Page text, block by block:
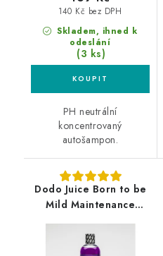
Skladem, ihned k
odeslání
(3 ks)
140 Kč bez DPH
PH neutrální
koncentrovaný
autošampon.
Dodo Juice Born to be
Mild Maintenance
autošampon